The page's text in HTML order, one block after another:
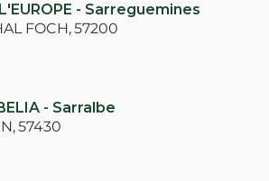
- Sarreguemines
FOCH,57200
- Sarralbe
57430